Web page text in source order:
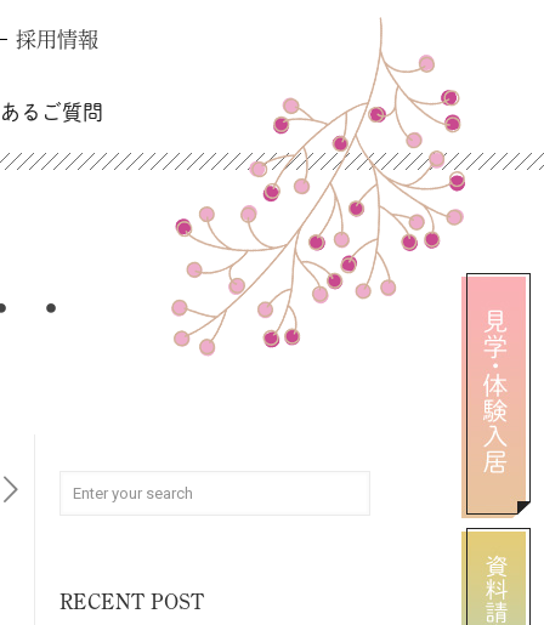
採用情報
るご質問
RECENT POST